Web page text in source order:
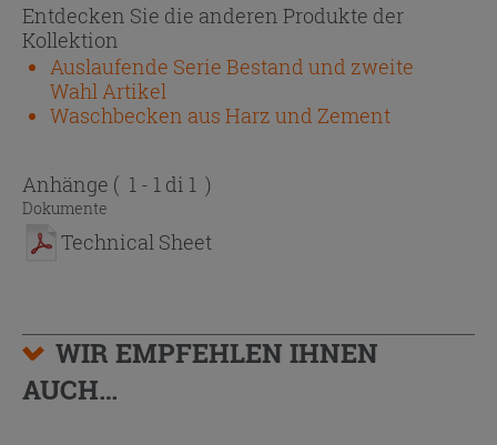
Entdecken Sie die anderen Produkte der
Kollektion
Auslaufende Serie Bestand und zweite
Wahl Artikel
Waschbecken aus Harz und Zement
Anhänge ( 1 - 1 di 1 )
Dokumente
Technical Sheet
WIR EMPFEHLEN IHNEN
AUCH…